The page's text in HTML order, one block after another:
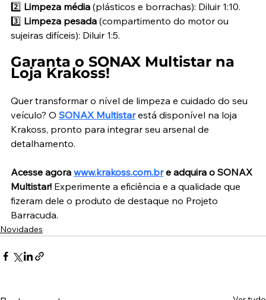
2️⃣ Limpeza média (plásticos e borrachas): Diluir 1:10.
3️⃣ Limpeza pesada (compartimento do motor ou
sujeiras difíceis): Diluir 1:5.
Garanta o SONAX Multistar na
Loja Krakoss!
Quer transformar o nível de limpeza e cuidado do seu
veículo? O SONAX Multistar está disponível na loja
Krakoss, pronto para integrar seu arsenal de
detalhamento.
Acesse agora www.krakoss.com.br e adquira o SONAX
Multistar! Experimente a eficiência e a qualidade que
fizeram dele o produto de destaque no Projeto
Barracuda.
Novidades